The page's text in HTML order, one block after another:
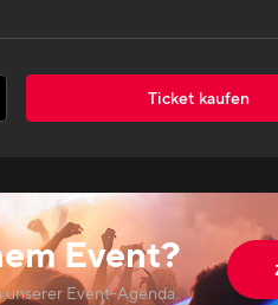
Ticket kaufen
Event?
unserer Event-Agenda.